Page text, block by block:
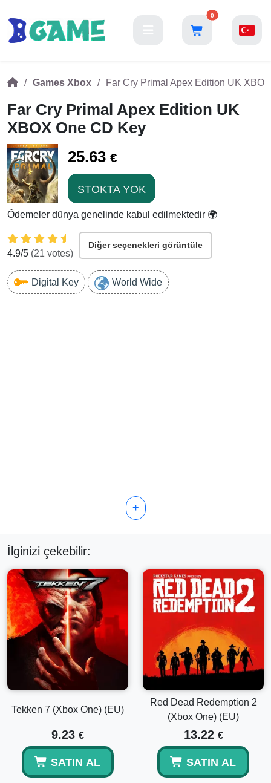
0
Games Xbox Far Cry Primal Apex Edition UK
Far Cry Primal Apex Edition UK
XBOX One CD Key
25.63 €
STOKTA YOK
Ödemeler dünya genelinde kabul edilmektedir 🌍
4.9/5 (21 votes)
Diğer seçenekleri görüntüle
Digital Key World Wide
+
İlginizi çekebilir:
Tekken 7 (Xbox One) (EU)
9.23 €
SATIN AL
Red Dead Redemption 2
(Xbox One) (EU)
13.22 €
SATIN AL